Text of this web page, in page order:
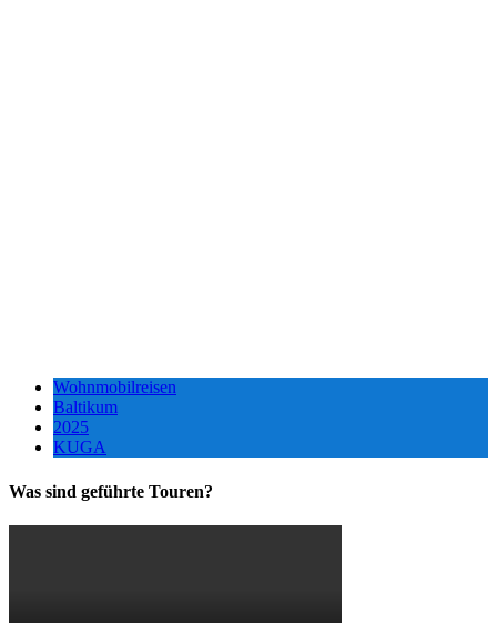
Wohnmobilreisen
Baltikum
2025
KUGA
Was sind geführte Touren?